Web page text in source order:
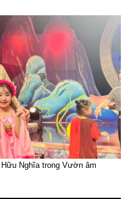
Nghĩa trong Vườn âm